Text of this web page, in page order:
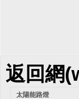
返回網
太陽能路燈